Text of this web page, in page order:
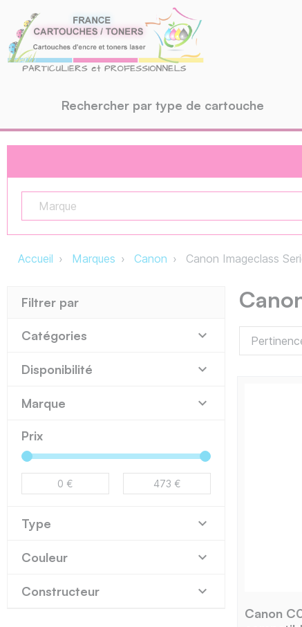
Rechercher par type de cartouche
Marque
Accueil Marques Canon Canon Imageclass
Filtrer par
Catégories 
Disponibilité 
Marque 
Prix
Type 
Couleur 
Constructeur 
Canon